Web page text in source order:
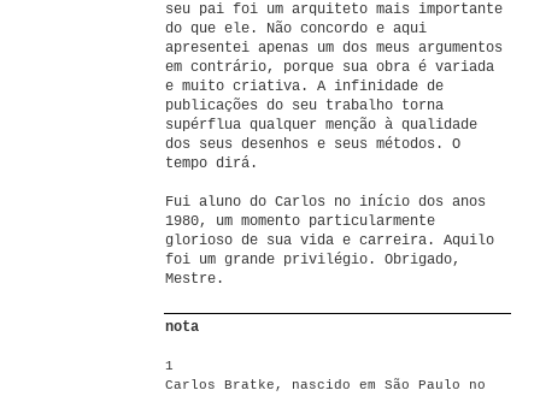
seu pai foi um arquiteto mais importante
do que ele. Não concordo e aqui
apresentei apenas um dos meus argumentos
em contrário, porque sua obra é variada
e muito criativa. A infinidade de
publicações do seu trabalho torna
supérflua qualquer menção à qualidade
dos seus desenhos e seus métodos. O
tempo dirá.
Fui aluno do Carlos no início dos anos
1980, um momento particularmente
glorioso de sua vida e carreira. Aquilo
foi um grande privilégio. Obrigado,
Mestre.
nota
1
Carlos Bratke, nascido em São Paulo no